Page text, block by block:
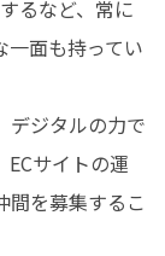
るなど、常に
一面も持ってい
デジタルの力で
サイトの運
間を募集するこ